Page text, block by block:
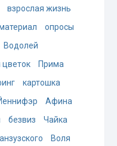
взрослая жизнь
опросы
Водолей
цветок
Прима
картошка
Афина
безвиз
Чайка
Воля